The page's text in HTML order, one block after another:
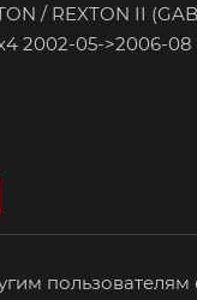
/ REXTON II
2002-05->2006-08
пользователям